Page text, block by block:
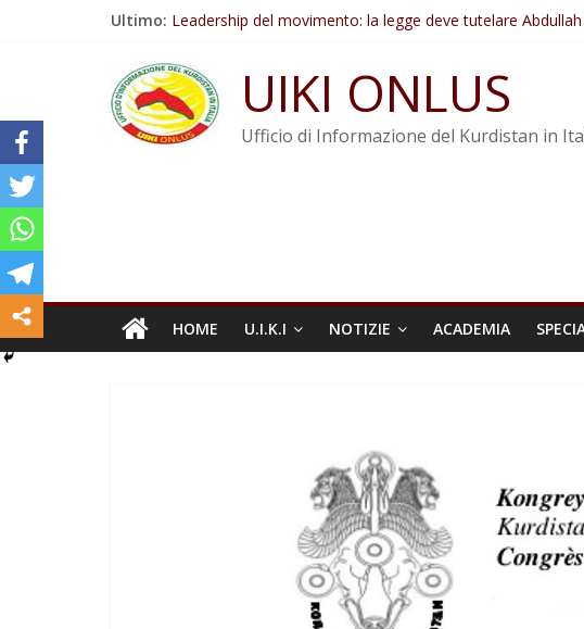
Ultimo: Leadership del movimento: la legge deve tutelare
Non tenere conto della situazione di Rêber Apo
Il KNK chiede un’azione internazionale contro i crimini di
Abdullah Öcalan: Le legge negativa deve essere
UIKI ONLUS
Ufficio di Informazione del Kurdistan in
HOME U.I.K.I NOTIZIE ACADEMIA